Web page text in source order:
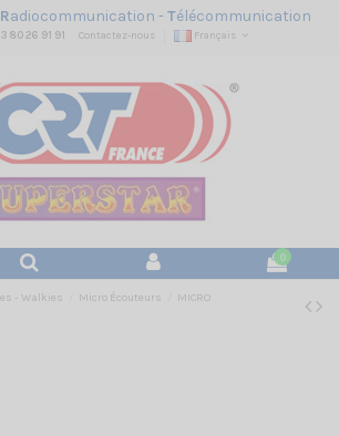
Radiocommunication -Télécommunication
80 26 91 91 Contactez-nous Français
0
- Walkies Micro Écouteurs
MICRO